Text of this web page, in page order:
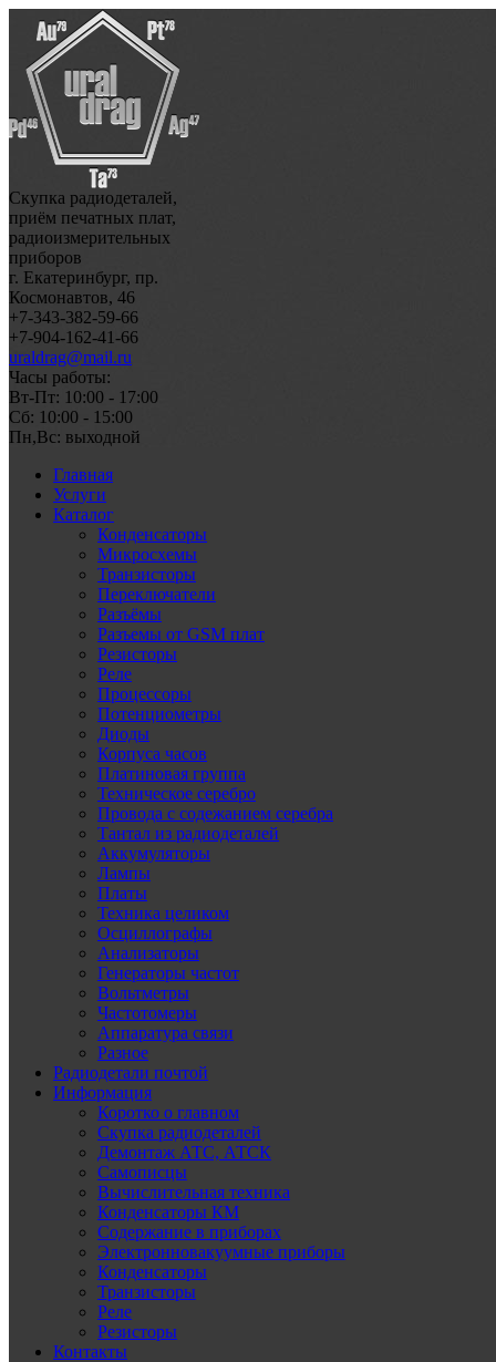
Скупка радиодеталей,
приём печатных плат,
радиоизмерительных
приборов
г. Екатеринбург, пр.
Космонавтов, 46
+7-343-382-59-66
+7-904-162-41-66
uraldrag@mail.ru
Часы работы:
Вт-Пт: 10:00 - 17:00
Сб: 10:00 - 15:00
Пн,Вс: выходной
Главная
Услуги
Каталог
Конденсаторы
Микросхемы
Транзисторы
Переключатели
Разъёмы
Разъемы от GSM плат
Резисторы
Реле
Процессоры
Потенциометры
Диоды
Корпуса часов
Платиновая группа
Техническое серебро
Провода с содежанием серебра
Тантал из радиодеталей
Аккумуляторы
Лампы
Платы
Техника целиком
Осциллографы
Анализаторы
Генераторы частот
Вольтметры
Частотомеры
Аппаратура связи
Разное
Радиодетали почтой
Информация
Коротко о главном
Скупка радиодеталей
Демонтаж АТС, АТСК
Самописцы
Вычислительная техника
Конденсаторы КМ
Содержание в приборах
Электронновакуумные приборы
Конденсаторы
Транзисторы
Реле
Резисторы
Контакты